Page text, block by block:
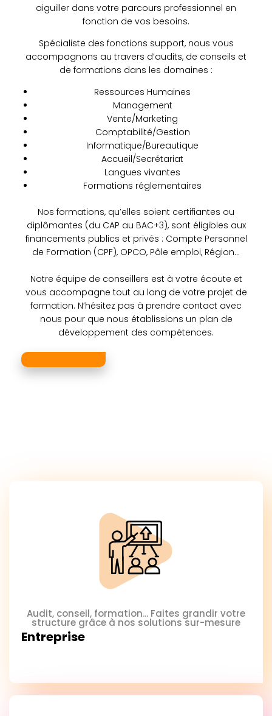
aiguiller dans votre parcours professionnel en
fonction de vos besoins.
Spécialiste des fonctions support, nous vous
accompagnons au travers d’audits, de conseils et
de formations dans les domaines :
Ressources Humaines
Management
Vente/Marketing
Comptabilité/Gestion
Informatique/Bureautique
Accueil/Secrétariat
Langues vivantes
Formations réglementaires
Nos formations, qu’elles soient certifiantes ou
diplômantes (du CAP au BAC+3), sont éligibles aux
financements publics et privés : Compte Personnel
de Formation (CPF), OPCO, Pôle emploi, Région…
Notre équipe de conseillers est à votre écoute et
vous accompagne tout au long de votre projet de
formation. N’hésitez pas à prendre contact avec
nous pour que nous établissions un plan de
développement des compétences.
Nous contacter
Audit, conseil, formation... Faites grandir votre
structure grâce à nos solutions sur-mesure
Entreprise